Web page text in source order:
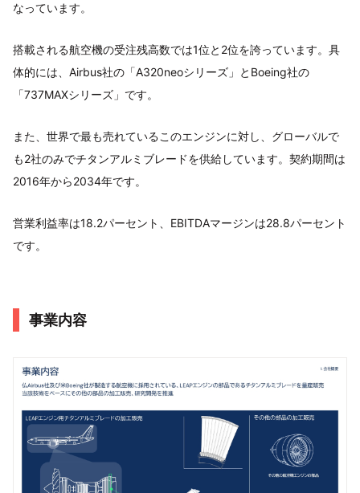
なっています。
搭載される航空機の受注残高数では1位と2位を誇っています。具
体的には、Airbus社の「A320neoシリーズ」とBoeing社の
「737MAXシリーズ」です。
また、世界で最も売れているこのエンジンに対し、グローバルで
も2社のみでチタンアルミブレードを供給しています。契約期間は
2016年から2034年です。
営業利益率は18.2パーセント、EBITDAマージンは28.8パーセント
です。
事業内容